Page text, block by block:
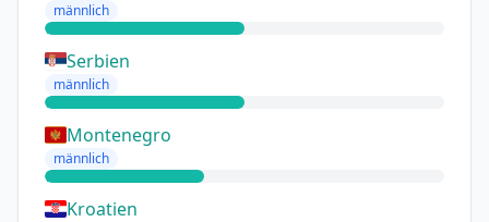
männlich
Serbien
männlich
Montenegro
männlich
Kroatien